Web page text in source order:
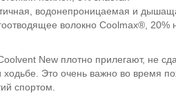
водонепроницаемая и
волокно Coolmax®, 20%
New плотно прилегают, не
ходьбе. Это очень важно во время
спортом.